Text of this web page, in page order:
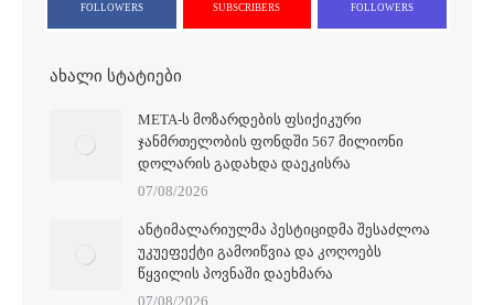
FOLLOWERS SUBSCRIBERS FOLLOWERS
ᲐᲮᲐᲚᲘ ᲡᲢᲐᲢᲘᲔᲑᲘ
META-Ს ᲛᲝᲖᲐᲠᲓᲔᲑᲘᲡ ᲤᲡᲘᲥᲘᲙᲣᲠᲘ
ᲯᲐᲜᲛᲠᲗᲔᲚᲝᲑᲘᲡ ᲤᲝᲜᲓᲨᲘ 567 ᲛᲘᲚᲘᲝᲜᲘ
ᲓᲝᲚᲐᲠᲘᲡ ᲒᲐᲓᲐᲮᲓᲐ ᲓᲐᲔᲙᲘᲡᲠᲐ
07/08/2026
ᲐᲜᲢᲘᲛᲐᲚᲐᲠᲘᲣᲚᲛᲐ ᲞᲔᲡᲢᲘᲪᲘᲓᲛᲐ ᲨᲔᲡᲐᲫᲚᲝᲐ
ᲣᲙᲣᲔᲤᲔᲥᲢᲘ ᲒᲐᲛᲝᲘᲬᲕᲘᲐ ᲓᲐ ᲙᲝᲦᲝᲔᲑᲡ
ᲬᲧᲕᲘᲚᲘᲡ ᲞᲝᲕᲜᲐᲨᲘ ᲓᲐᲔᲮᲛᲐᲠᲐ
07/08/2026